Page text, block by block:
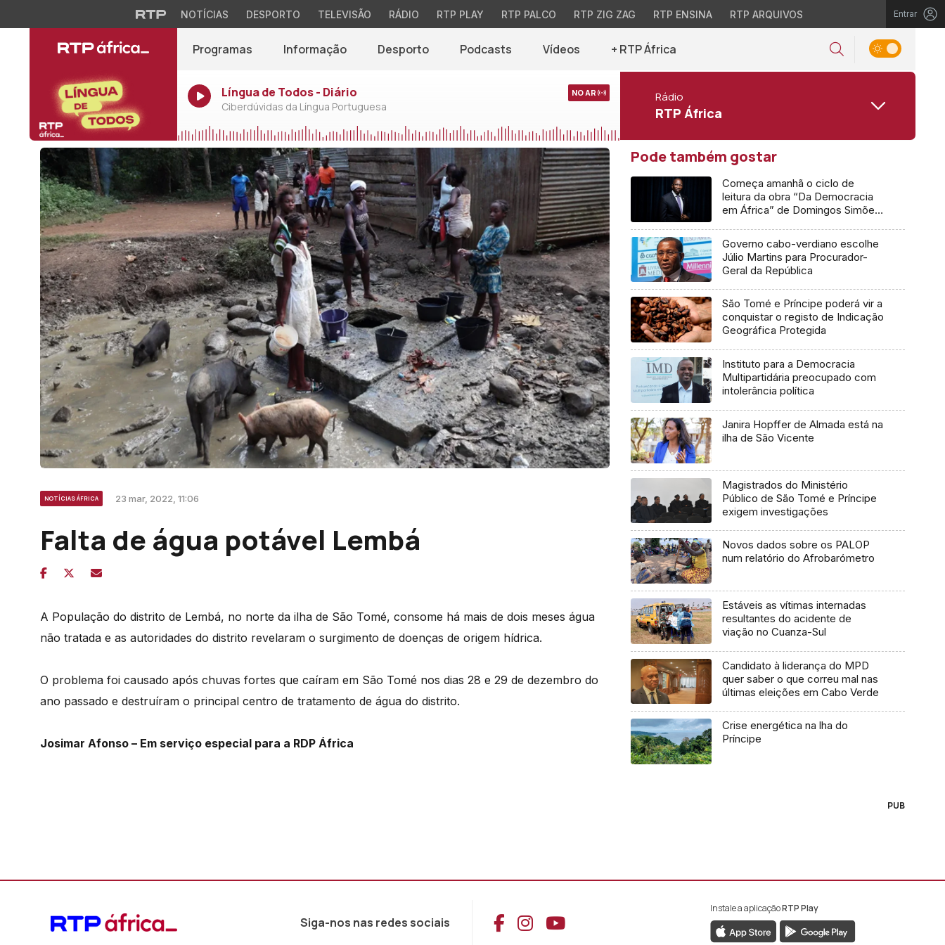
NOTÍCIAS DESPORTO TELEVISÃO RÁDIO RTP PLAY RTP PALCO RTP ZIG ZAG RTP ENSINA RTP ARQUIVOS Entrar
Programas Informação Desporto Podcasts Vídeos + RTP África
Língua de Todos - Diário
Ciberdúvidas da Língua Portuguesa
NO AR Rádio
RTP África
NOTÍCIAS ÁFRICA 23 mar, 2022, 11:06
Falta de água potável Lembá
A População do distrito de Lembá, no norte da ilha de São Tomé, consome há mais de dois meses água
não tratada e as autoridades do distrito revelaram o surgimento de doenças de origem hídrica.
O problema foi causado após chuvas fortes que caíram em São Tomé nos dias 28 e 29 de dezembro do
ano passado e destruíram o principal centro de tratamento de água do distrito.
Josimar Afonso – Em serviço especial para a RDP África
Pode também gostar
Começa amanhã o ciclo de
leitura da obra “Da Democracia
em África” de Domingos Simões
Governo cabo-verdiano escolhe
Júlio Martins para Procurador-
Geral da República
São Tomé e Príncipe poderá vir a
conquistar o registo de Indicação
Geográfica Protegida
Instituto para a Democracia
Multipartidária preocupado com
intolerância política
Janira Hopffer de Almada está na
ilha de São Vicente
Magistrados do Ministério
Público de São Tomé e Príncipe
exigem investigações
Novos dados sobre os PALOP
num relatório do Afrobarómetro
Estáveis as vítimas internadas
resultantes do acidente de
viação no Cuanza-Sul
Candidato à liderança do MPD
quer saber o que correu mal nas
últimas eleições em Cabo Verde
Crise energética na lha do
Príncipe
PUB
Siga-nos nas redes sociais Aceder ao Facebook da RTP África
Aceder ao Instagram da RTP África
Aceder ao YouTube da RTP África
Instale a aplicaçãoRTP Play